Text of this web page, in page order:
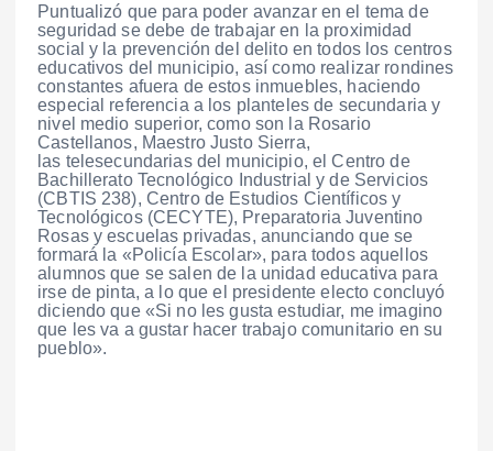
Puntualizó que para poder avanzar en el tema de
seguridad se debe de trabajar en la proximidad
social y la prevención del delito en todos los centros
educativos del municipio, así como realizar rondines
constantes afuera de estos inmuebles, haciendo
especial referencia a los planteles de secundaria y
nivel medio superior, como son la Rosario
Castellanos, Maestro Justo Sierra,
las telesecundarias del municipio, el Centro de
Bachillerato Tecnológico Industrial y de Servicios
(CBTIS 238), Centro de Estudios Científicos y
Tecnológicos (CECYTE), Preparatoria Juventino
Rosas y escuelas privadas, anunciando que se
formará la «Policía Escolar», para todos aquellos
alumnos que se salen de la unidad educativa para
irse de pinta, a lo que el presidente electo concluyó
diciendo que «Si no les gusta estudiar, me imagino
que les va a gustar hacer trabajo comunitario en su
pueblo».